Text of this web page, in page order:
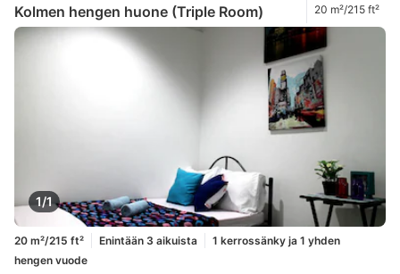
Kolmen hengen huone (Triple Room) 20 m²/215 ft²
1/1
20 m²/215 ft² Enintään 3 aikuista
1 kerrossänky ja 1 yhden
hengen vuode